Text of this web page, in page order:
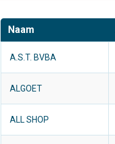
Naam
A.S.T. BVBA
ALGOET
ALL SHOP